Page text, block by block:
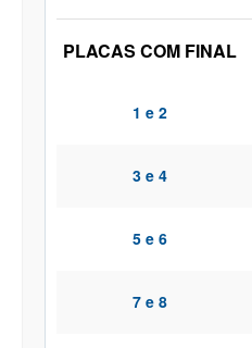
PLACAS COM FINAL
1 e 2
3 e 4
5 e 6
7 e 8